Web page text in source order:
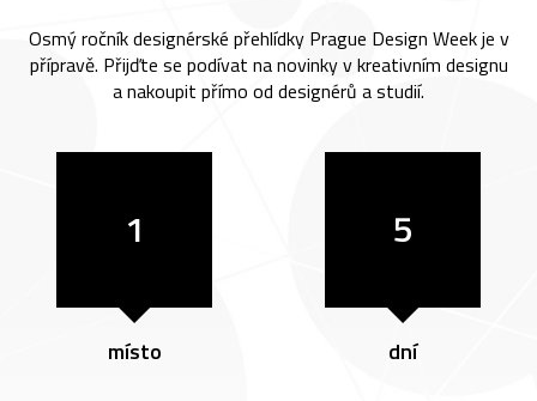
Osmý ročník designérské přehlídky Prague Design Week je v
přípravě. Přijďte se podívat na novinky v kreativním designu
a nakoupit přímo od designérů a studií.
1
místo
5
dní